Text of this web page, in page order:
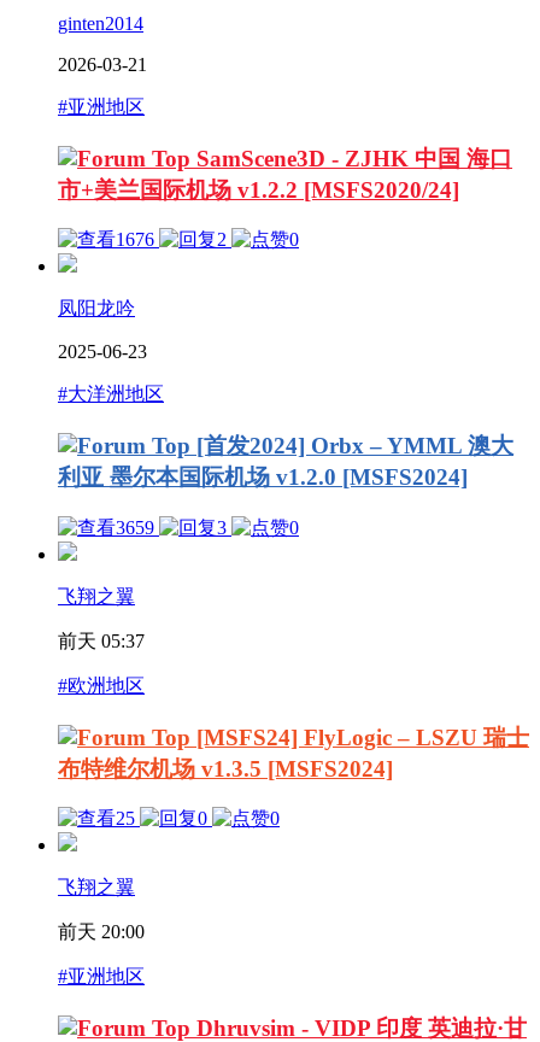
ginten2014
2026-03-21
#亚洲地区
SamScene3D - ZJHK 中国 海口
市+美兰国际机场 v1.2.2 [MSFS2020/24]
1676 2 0
凤阳龙吟
2025-06-23
#大洋洲地区
[首发2024] Orbx – YMML 澳大
利亚 墨尔本国际机场 v1.2.0 [MSFS2024]
3659 3 0
飞翔之翼
前天 05:37
#欧洲地区
[MSFS24] FlyLogic – LSZU 瑞士
布特维尔机场 v1.3.5 [MSFS2024]
25 0 0
飞翔之翼
前天 20:00
#亚洲地区
Dhruvsim - VIDP 印度 英迪拉·甘